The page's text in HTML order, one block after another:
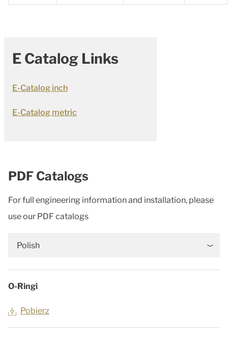
E Catalog Links
E-Catalog inch
E-Catalog metric
PDF Catalogs
For full engineering information and installation, please
use our PDF catalogs
Polish
O-Ringi
Pobierz